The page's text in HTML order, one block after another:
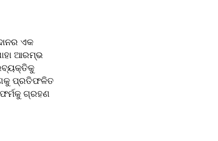
ଏକ
ଆରମ୍ଭ
ପ୍ରତିଫଳିତ
ଗ୍ରହଣ